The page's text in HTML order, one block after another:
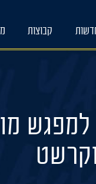
קבוצות
למפגש